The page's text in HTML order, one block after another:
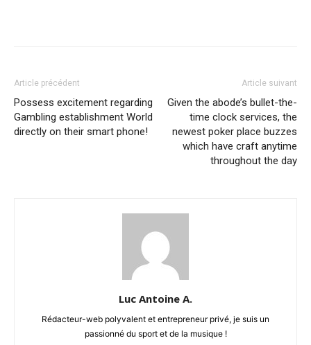
Article précédent
Possess excitement regarding
Gambling establishment World
directly on their smart phone!
Article suivant
Given the abode’s bullet-the-
time clock services, the
newest poker place buzzes
which have craft anytime
throughout the day
Luc Antoine A.
Rédacteur-web polyvalent et entrepreneur privé, je suis un
passionné du sport et de la musique !